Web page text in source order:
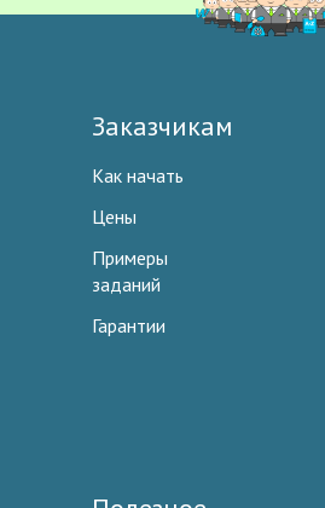
Заказчикам
Как начать
Цены
Примеры
заданий
Гарантии